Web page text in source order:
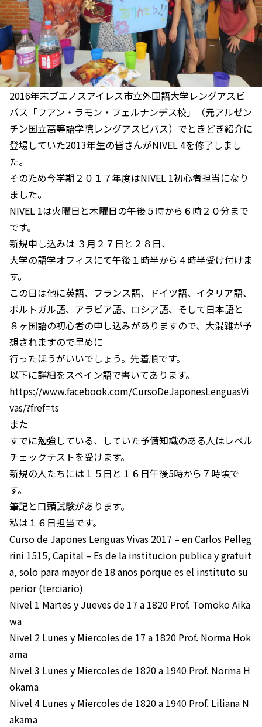
2016年末ブエノスアイレス市立外国語大学レングアスビ
バス「フアン・ラモン・フェルナンデス校」（元アルゼン
チン国立高等語学院レングアスビバス）でときどき紹介に
登場していた2013年生の皆さんがNIVEL 4を修了しまし
た。
そのため今学期２０１７年度はNIVEL 1初心者担当になり
ました。
NIVEL 1は火曜日と木曜日の午後５時から６時２０分まで
です。
新規申し込みは ３月２７日と２８日、
大学の語学オフィスにて午後１時半から４時半受け付けま
す。
この日は他に英語、フランス語、ドイツ語、イタリア語、
ポルトガル語、アラビア語、ロシア語、そして日本語と
８ヶ国語の初心者の申し込みがありますので、大混雑が予
想されますので早めに
行ったほうがいいでしょう。先着順です。
以下に詳細をスペイン語で書いてあります。
https://www.facebook.com/CursoDeJaponesLenguasVi
vas/?fref=ts
また
すでに勉強している、していた予備知識のある人はレベル
チェックテストを受けます。
新規の人たちには１５日と１６日午後5時から７時頃で
す。
筆記と口頭試験があります。
私は１６日担当です。
Curso de Japones Lenguas Vivas 2017 – en Carlos Pelleg
rini 1515, Capital – Es de la institucion publica y gratuit
a, solo para mayor de 18 anos porque es el instituto su
perior (terciario)
Nivel 1 Martes y Jueves de 17 a 1820 Prof. Tomoko Aika
wa
Nivel 2 Lunes y Miercoles de 17 a 1820 Prof. Norma Hok
ama
Nivel 3 Lunes y Miercoles de 1820 a 1940 Prof. Norma H
okama
Nivel 4 Lunes y Miercoles de 1820 a 1940 Prof. Liliana N
akama